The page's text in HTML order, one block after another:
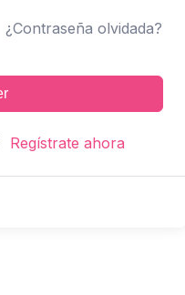
¿Contraseña olvidada?
Regístrate ahora